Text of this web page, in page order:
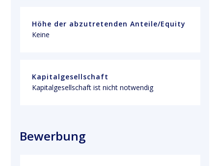
Höhe der abzutretenden Anteile/Equity
Keine
Kapitalgesellschaft
Kapitalgesellschaft ist nicht notwendig
Bewerbung